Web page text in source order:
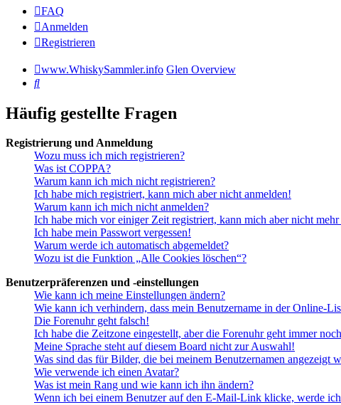
FAQ
Anmelden
Registrieren
www.WhiskySammler.info Glen Overview
Suche
Häufig gestellte Fragen
Registrierung und Anmeldung
Wozu muss ich mich registrieren?
Was ist COPPA?
Warum kann ich mich nicht registrieren?
Ich habe mich registriert, kann mich aber nicht anmelden!
Warum kann ich mich nicht anmelden?
Ich habe mich vor einiger Zeit registriert, kann mich aber nicht mehr
Ich habe mein Passwort vergessen!
Warum werde ich automatisch abgemeldet?
Wozu ist die Funktion „Alle Cookies löschen“?
Benutzerpräferenzen und -einstellungen
Wie kann ich meine Einstellungen ändern?
Wie kann ich verhindern, dass mein Benutzername in der Online-
Die Forenuhr geht falsch!
Ich habe die Zeitzone eingestellt, aber die Forenuhr geht immer
Meine Sprache steht auf diesem Board nicht zur Auswahl!
Was sind das für Bilder, die bei meinem Benutzernamen angezeigt
Wie verwende ich einen Avatar?
Was ist mein Rang und wie kann ich ihn ändern?
Wenn ich bei einem Benutzer auf den E-Mail-Link klicke, werde